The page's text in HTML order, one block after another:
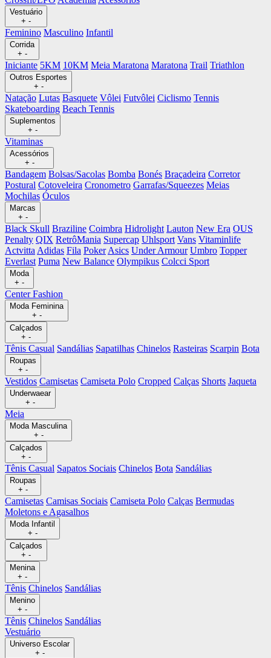
Vestuário
+ -
Feminino Masculino Infantil
Corrida
+ -
Iniciante 5KM 10KM Meia Maratona Maratona Trail Triathlon
Outros Esportes
+ -
Natação Lutas Basquete Vôlei Futvôlei Ciclismo Tennis
Skateboarding Beach Tennis
Suplementos
+ -
Vitaminas
Acessórios
+ -
Bandagem Bolsas/Sacolas Bomba Bonés Braçadeira Corretor
Postural Cotoveleira Cronometro Garrafas/Squeezes Meias
Mochilas Óculos
Marcas
+ -
Black Skull Braziline Coimbra Hidrolight Lauton New Era OUS
Penalty QIX RetrôMania Supercap Uhlsport Vans Vitaminlife
Actvitta Adidas Fila Poker Asics Under Armour Umbro Topper
Everlast Puma New Balance Olympikus Colcci Sport
Moda
+ -
Center Fashion
Moda Feminina
+ -
Calçados
+ -
Tênis Casual Sandálias Sapatilhas Chinelos Rasteiras Scarpin Bota
Roupas
+ -
Vestidos Camisetas Camiseta Polo Cropped Calças Shorts Jaqueta
Underwaear
+ -
Meia
Moda Masculina
+ -
Calçados
+ -
Tênis Casual Sapatos Sociais Chinelos Bota Sandálias
Roupas
+ -
Camisetas Camisas Sociais Camiseta Polo Calças Bermudas
Moletons e Agasalhos
Moda Infantil
+ -
Calçados
+ -
Menina
+ -
Tênis Chinelos Sandálias
Menino
+ -
Tênis Chinelos Sandálias
Vestuário
Universo Escolar
+ -